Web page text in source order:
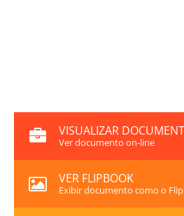
VISUALIZAR
Ver documento on-line
VER FLIPBOOK
Exibir documento como o